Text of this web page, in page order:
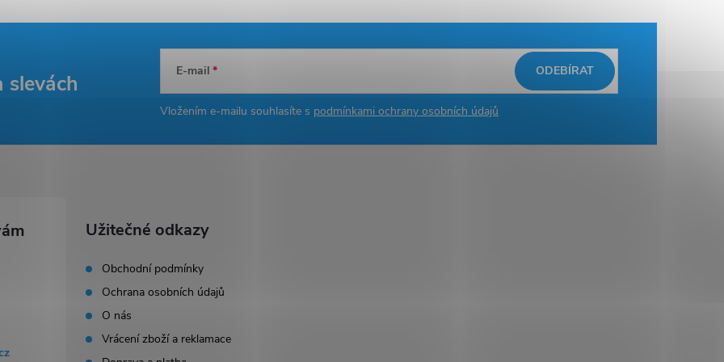
slevách E-mail
Vložením e-mailu souhlasíte s podmínkami ochrany osobních údajů
ODEBÍRAT
Užitečné odkazy
Obchodní podmínky
Ochrana osobních údajů
O nás
Vrácení zboží a reklamace